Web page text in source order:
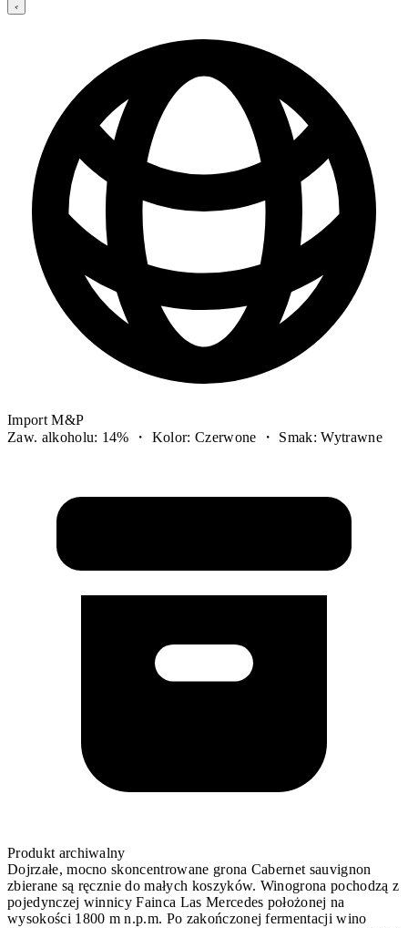
Import M&P
Zaw. alkoholu: 14% ・ Kolor: Czerwone ・ Smak: Wytrawne
Produkt archiwalny
Dojrzałe, mocno skoncentrowane grona Cabernet sauvignon
zbierane są ręcznie do małych koszyków. Winogrona pochodzą z
pojedynczej winnicy Fainca Las Mercedes położonej na
wysokości 1800 m n.p.m. Po zakończonej fermentacji wino